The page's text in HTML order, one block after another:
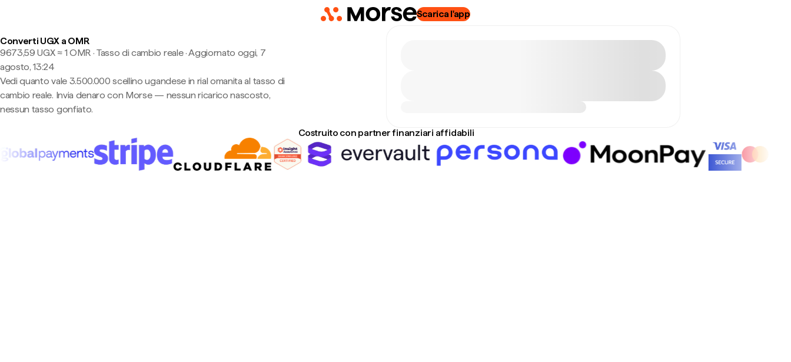
Scarica l'app
Converti UGX a OMR
9673,59 UGX ≈ 1 OMR · Tasso di cambio reale·Aggiornato oggi, 7
agosto, 13:24
Vedi quanto vale 3.500.000 scellino ugandese in rial omanita al tasso di
cambio reale. Invia denaro con Morse — nessun ricarico nascosto,
nessun tasso gonfiato.
Costruito con partner finanziari affidabili